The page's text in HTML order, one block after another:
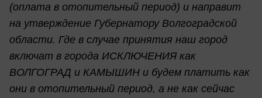
(оплата в отопительный период) и направит
на утверждение Губернатору Волгоградской
области. Где в случае принятия наш город
включат в города ИСКЛЮЧЕНИЯ как
ВОЛГОГРАД и КАМЫШИН и будем платить как
они в отопительный период, а не как сейчас